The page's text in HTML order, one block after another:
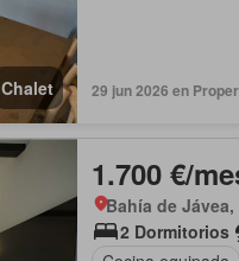
Chalet 29 jun 2026 en
1.700 €/
Bahía de
2 Dormitorios